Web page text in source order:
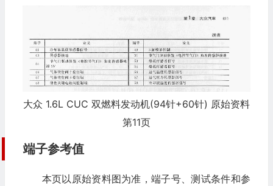
大众 1.6L CUC 双燃料发动机(94针+60针) 原始资料
第11页
端子参考值
本页以原始资料图为准，端子号、测试条件和参